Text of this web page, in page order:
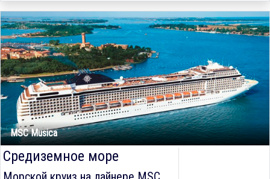
MSC Musica
Средиземное море